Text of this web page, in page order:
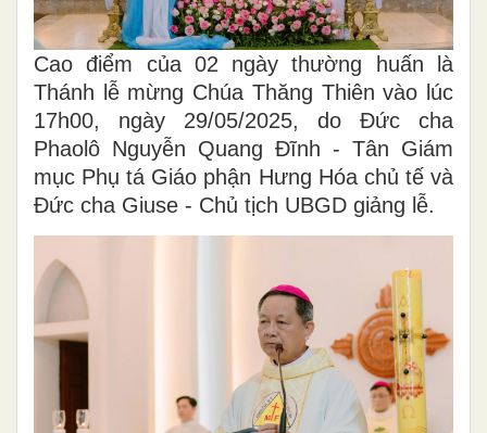
Cao điểm của 02 ngày thường huấn là
Thánh lễ mừng Chúa Thăng Thiên vào lúc
17h00, ngày 29/05/2025, do Đức cha
Phaolô Nguyễn Quang Đĩnh - Tân Giám
mục Phụ tá Giáo phận Hưng Hóa chủ tế và
Đức cha Giuse - Chủ tịch UBGD giảng lễ.